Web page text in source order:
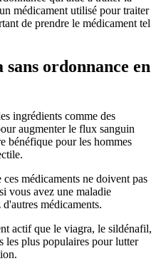
médicament utilisé pour traiter
de prendre le médicament tel
ordonnance en
ingrédients comme des
augmenter le flux sanguin
bénéfique pour les hommes
médicaments ne doivent pas
vous avez une maladie
médicaments.
actif que le viagra, le sildénafil,
les plus populaires pour lutter